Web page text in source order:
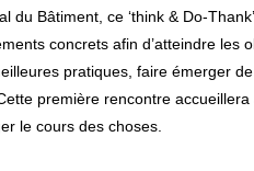
Bâtiment, ce ‘think & Do-
concrets afin d’atteindre
pratiques, faire émerger
première rencontre
le cours des choses.